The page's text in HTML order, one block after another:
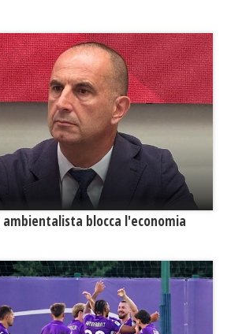
blocca l'economia